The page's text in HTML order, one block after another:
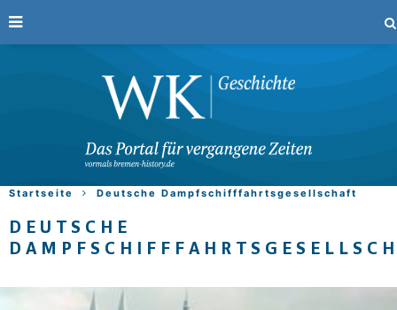
Startseite Deutsche Dampfschifffahrtsgesellschaft
DEUTSCHE